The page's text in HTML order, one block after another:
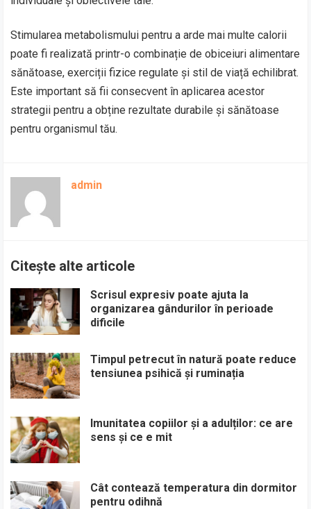
Stimularea metabolismului pentru a arde mai multe calorii
poate fi realizată printr-o combinație de obiceiuri alimentare
sănătoase, exerciții fizice regulate și stil de viață echilibrat.
Este important să fii consecvent în aplicarea acestor
strategii pentru a obține rezultate durabile și sănătoase
pentru organismul tău.
admin
Citește alte articole
Scrisul expresiv poate ajuta la
organizarea gândurilor în perioade
dificile
Timpul petrecut în natură poate reduce
tensiunea psihică și ruminația
Imunitatea copiilor și a adulților: ce are
sens și ce e mit
Cât contează temperatura din dormitor
pentru odihnă